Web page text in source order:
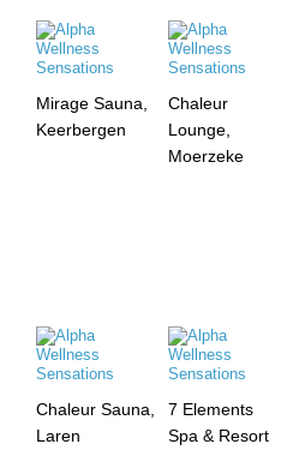
Mirage Sauna,
Keerbergen
Chaleur
Lounge,
Moerzeke
Chaleur Sauna,
Laren
7 Elements
Spa & Resort